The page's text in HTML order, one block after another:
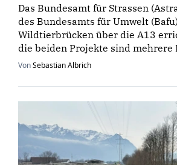
Das Bundesamt für Strassen
des Bundesamts für Umwelt
Wildtierbrücken über die A13
die beiden Projekte sind mehrere
VonSebastian Albrich